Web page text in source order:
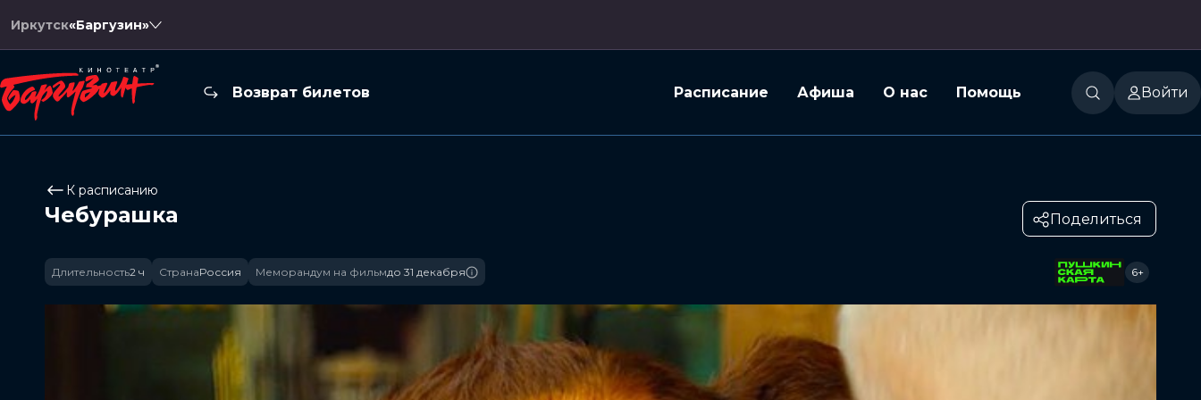
Иркутск«Баргузин»
Возврат билетов Расписание Афиша О нас Помощь Войти
К расписанию
Чебурашка Поделиться
Длительность2 ч СтранаРоссия Меморандум на фильмдо 31 декабря 6+